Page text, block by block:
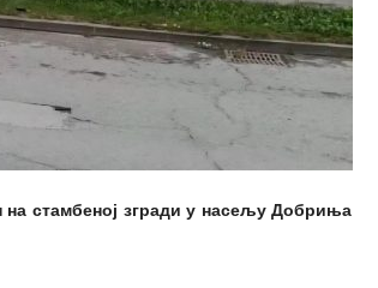
на стамбеној згради у насељу Добриња